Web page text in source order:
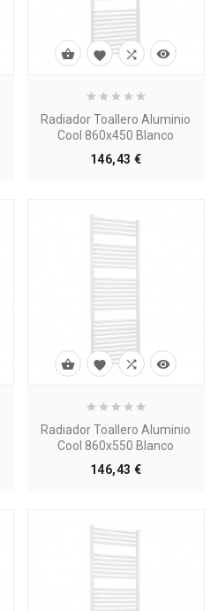
Radiador Toallero Aluminio
Cool 860x450 Blanco
146,43 €Precio
   
Radiador Toallero Aluminio
Cool 860x550 Blanco
146,43 €Precio
   